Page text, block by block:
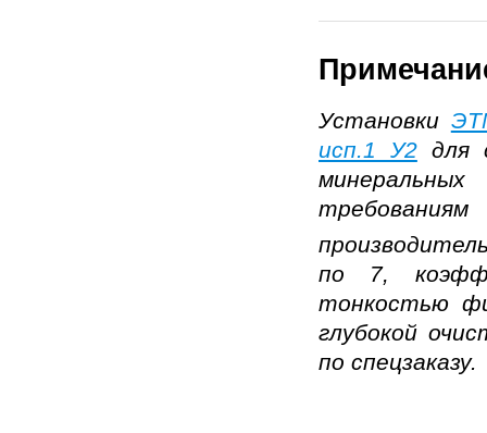
Установки
исп.1 У2для
по 7,
тонкостью
глубокой
по спецзаказу.